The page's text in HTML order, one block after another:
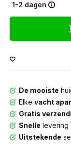
1-2 dagen
De mooiste
Elke vacht
Gratis
Snelle levering
Uitstekende